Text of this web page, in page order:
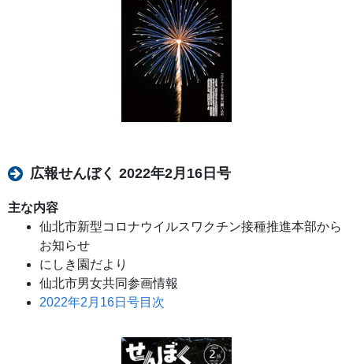
広報せんぼく 2022年2月16日号
主な内容
仙北市新型コロナウイルスワクチン接種推進本部から
お知らせ
にしき園だより
仙北市男女共同参画情報
2022年2月16日号目次